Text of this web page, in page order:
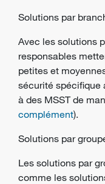
Solutions par
Avec les solutions
responsables
petites et
sécurité spécifique
à des MSST de
complément).
Solutions par
Les solutions par
comme les